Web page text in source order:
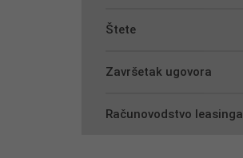
Štete
Završetak ugovora
Računovodstvo leasinga